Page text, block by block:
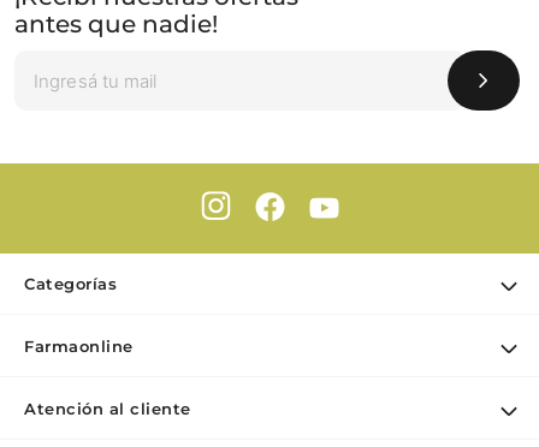
antes que nadie!
Categorías
Dermocosmética
Farmaonline
Atención al cliente